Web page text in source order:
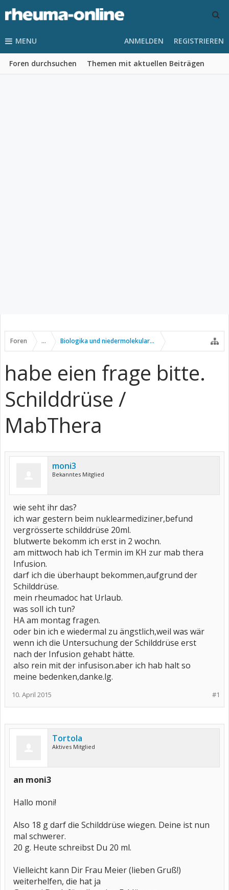
MENU
Foren durchsuchen Themen mit aktuellen Beiträgen
ANMELDEN REGISTRIEREN
Foren ... Biologika und niedermolekulare Wirkstoffe
habe eien frage bitte.
Schilddrüse /
MabThera
moni3
Bekanntes Mitglied
wie seht ihr das?
ich war gestern beim nuklearmediziner,befund
vergrösserte schilddrüse 20ml.
blutwerte bekomm ich erst in 2 wochn.
am mittwoch hab ich Termin im KH zur mab thera
Infusion.
darf ich die überhaupt bekommen,aufgrund der
Schilddrüse.
mein rheumadoc hat Urlaub.
was soll ich tun?
HA am montag fragen.
oder bin ich e wiedermal zu ängstlich,weil was wär
wenn ich die Untersuchung der Schilddrüse erst
nach der Infusion gehabt hätte.
also rein mit der infusison.aber ich hab halt so
meine bedenken,danke.lg.
#1
10. April 2015
Tortola
Aktives Mitglied
an moni3
Hallo moni!
Also 18 g darf die Schilddrüse wiegen. Deine ist nun
mal schwerer.
20 g. Heute schreibst Du 20 ml.
Vielleicht kann Dir Frau Meier (lieben Gruß!)
weiterhelfen, die hat ja